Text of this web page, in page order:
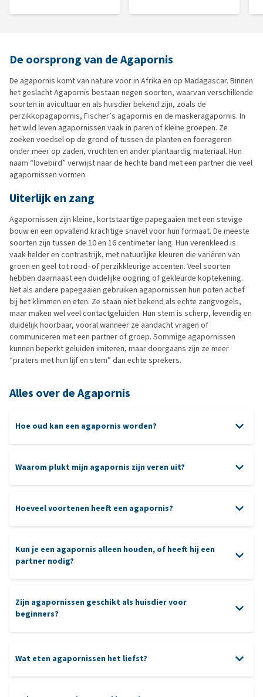
De oorsprong van de Agapornis
De agapornis komt van nature voor in Afrika en op Madagascar. Binnen
het geslacht Agapornis bestaan negen soorten, waarvan verschillende
soorten in avicultuur en als huisdier bekend zijn, zoals de
perzikkopagapornis, Fischer’s agapornis en de maskeragapornis. In
het wild leven agapornissen vaak in paren of kleine groepen. Ze
zoeken voedsel op de grond of tussen de planten en foerageren
onder meer op zaden, vruchten en ander plantaardig materiaal. Hun
naam “lovebird” verwijst naar de hechte band met een partner die veel
agapornissen vormen.
Uiterlijk en zang
Agapornissen zijn kleine, kortstaartige papegaaien met een stevige
bouw en een opvallend krachtige snavel voor hun formaat. De meeste
soorten zijn tussen de 10 en 16 centimeter lang. Hun verenkleed is
vaak helder en contrastrijk, met natuurlijke kleuren die variëren van
groen en geel tot rood- of perzikkleurige accenten. Veel soorten
hebben daarnaast een duidelijke oogring of gekleurde koptekening.
Net als andere papegaaien gebruiken agapornissen hun poten actief
bij het klimmen en eten. Ze staan niet bekend als echte zangvogels,
maar maken wel veel contactgeluiden. Hun stem is scherp, levendig en
duidelijk hoorbaar, vooral wanneer ze aandacht vragen of
communiceren met een partner of groep. Sommige agapornissen
kunnen beperkt geluiden imiteren, maar doorgaans zijn ze meer
“praters met hun lijf en stem” dan echte sprekers.
Alles over de Agapornis
Hoe oud kan een agapornis worden?
Waarom plukt mijn agapornis zijn veren uit?
Hoeveel voortenen heeft een agapornis?
Kun je een agapornis alleen houden, of heeft hij een
partner nodig?
Zijn agapornissen geschikt als huisdier voor
beginners?
Wat eten agapornissen het liefst?